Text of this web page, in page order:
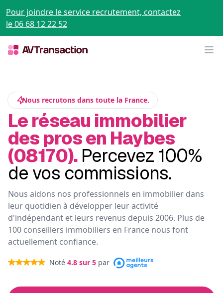
Pour joindre le service recrutement, contactez
le 06 68 12 22 52
Nous recrutons dans toute la France.
Le réseau immobilier
des pros en Haybes
(08170). Percevez 100%
de vos commissions.
Nous aidons nos professionnels en immobilier dans
leur quotidien à développer leur activité
d'indépendant et leurs revenus depuis 2006. Plus de
100 conseillers immobiliers en France nous font
actuellement confiance.
Noté 4.8 sur 5 par